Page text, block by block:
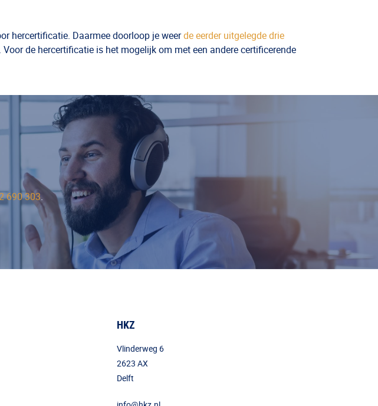
hercertificatie. Daarmee doorloop je weerde eerder uitgelegde drie
de hercertificatie is het mogelijk om met een andere certificerende
690 303.
HKZ
Vlinderweg 6
2623 AX
Delft